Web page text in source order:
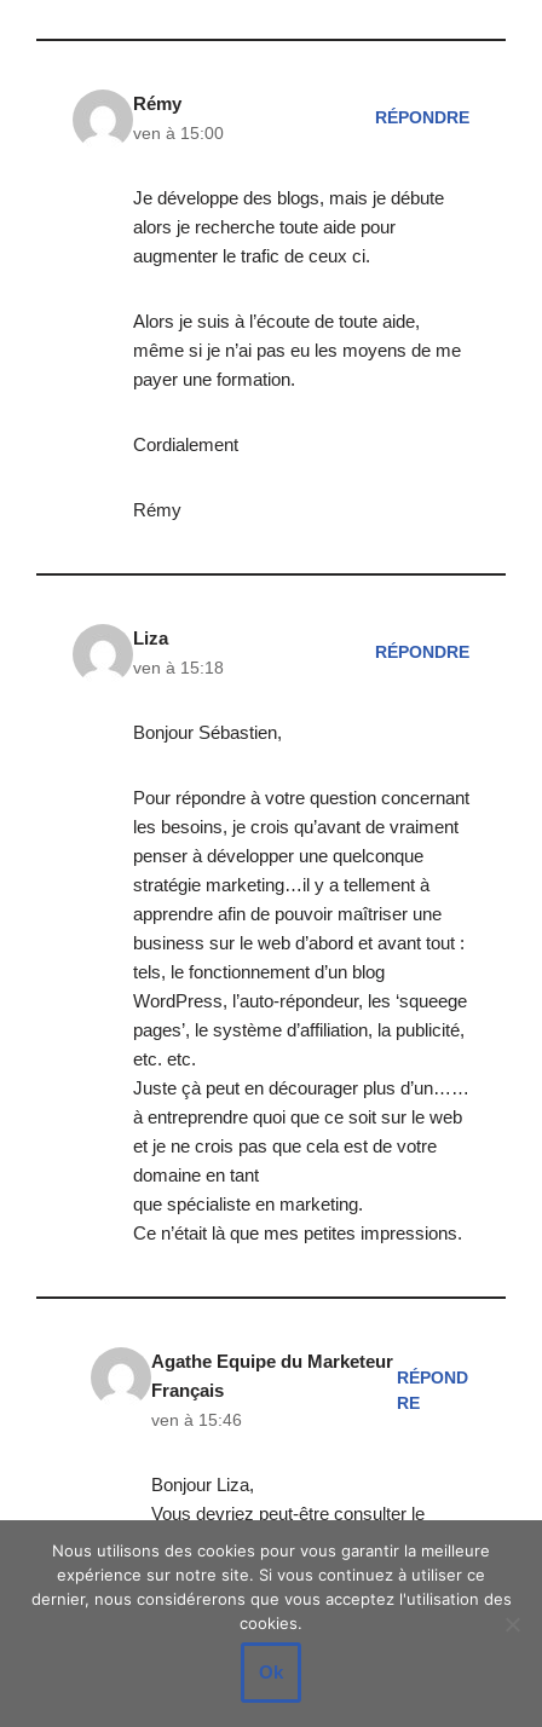
Rémy
ven à 15:00
RÉPONDRE
Je développe des blogs, mais je débute
alors je recherche toute aide pour
augmenter le trafic de ceux ci.
Alors je suis à l’écoute de toute aide,
même si je n’ai pas eu les moyens de me
payer une formation.
Cordialement
Rémy
Liza
ven à 15:18
RÉPONDRE
Bonjour Sébastien,
Pour répondre à votre question concernant
les besoins, je crois qu’avant de vraiment
penser à développer une quelconque
stratégie marketing…il y a tellement à
apprendre afin de pouvoir maîtriser une
business sur le web d’abord et avant tout :
tels, le fonctionnement d’un blog
WordPress, l’auto-répondeur, les ‘squeege
pages’, le système d’affiliation, la publicité,
etc. etc.
Juste çà peut en décourager plus d’un……
à entreprendre quoi que ce soit sur le web
et je ne crois pas que cela est de votre
domaine en tant
que spécialiste en marketing.
Ce n’était là que mes petites impressions.
Agathe Equipe du Marketeur
Français
ven à 15:46
RÉPOND
RE
Bonjour Liza,
Vous devriez peut-être consulter le
programme des cours de Sébastien,
cela changerait surement vos
impressions:)
Cordialement
Nous utilisons des cookies pour vous garantir la meilleure
expérience sur notre site. Si vous continuez à utiliser ce
dernier, nous considérerons que vous acceptez l'utilisation des
cookies.
Ok